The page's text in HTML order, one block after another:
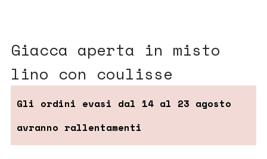
giacca aperta in misto
lino con coulisse